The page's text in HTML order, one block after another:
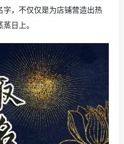
，不仅仅是为店铺营造出热
日上。